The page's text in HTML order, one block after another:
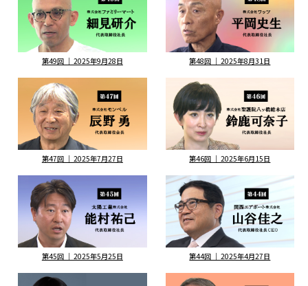
第49回 ｜ 2025年9月28日 第48回 ｜ 2025年8月31日
第47回 ｜ 2025年7月27日 第46回 ｜ 2025年6月15日
第45回 ｜ 2025年5月25日 第44回 ｜ 2025年4月27日